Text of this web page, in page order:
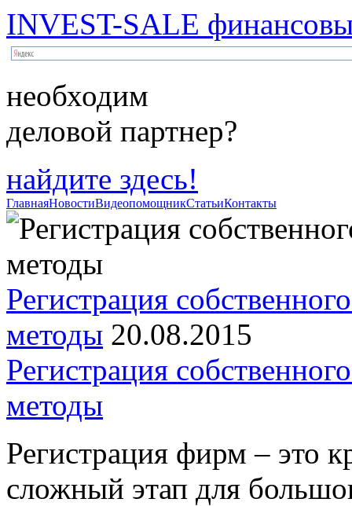
INVEST-SALE
необходим
деловой партнер?
найдите здесь!
ГлавнаяНовостиВидеопомощникСтатьиКонтакты
Регистрация
методы 20.08.2015
Регистрация
методы
Регистрация фирм – это
сложный этап для